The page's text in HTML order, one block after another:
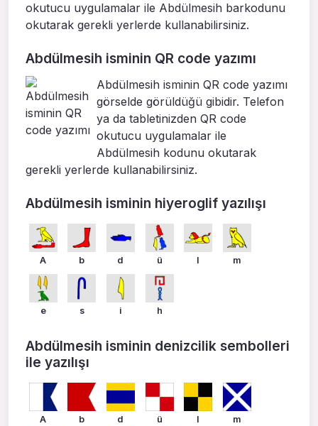
okutucu uygulamalar ile Abdülmesih barkodunu
okutarak gerekli yerlerde kullanabilirsiniz.
Abdülmesih isminin QR code yazımı
Abdülmesih isminin QR code yazımı
görselde görüldüğü gibidir. Telefon
ya da tabletinizden QR code
okutucu uygulamalar ile
Abdülmesih kodunu okutarak
gerekli yerlerde kullanabilirsiniz.
Abdülmesih isminin hiyeroglif yazılışı
A b d ü l m
e s i h
Abdülmesih isminin denizcilik sembolleri
ile yazılışı
A b d ü l m